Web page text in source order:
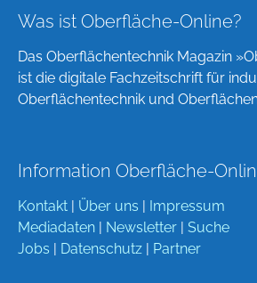
Was ist Oberfläche-Online?
Das Oberflächentechnik Magazin
ist die digitale Fachzeitschrift für
Oberflächentechnik und
Information Oberfläche-
Kontakt | Über uns | Impressum
Mediadaten | Newsletter | Suche
Jobs | Datenschutz | Partner